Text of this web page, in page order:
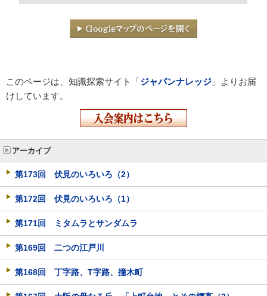
このページは、知識探索サイト「ジャパンナレッジ 」よりお届
けしています。
アーカイブ
第173回 伏見のいろいろ（2）
第172回 伏見のいろいろ（1）
第171回 ミタムラとサンダムラ
第169回 二つの江戸川
第168回 丁字路、T字路、撞木町